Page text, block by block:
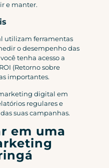
e manter.
utilizam ferramentas
o desempenho das
tenha acesso a
(Retorno sobre
importantes.
digital em
regulares e
suas campanhas.
em uma